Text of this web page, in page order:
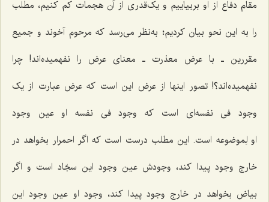
مقام دفاع از او بربیاییم و یک‌قدری از آن هجمات کم کنیم، مطلب
را به این نحو بیان کردیم؛ به‌نظر می‌رسد که مرحوم آخوند و جمیع
مقررین ـ با عرض معذرت ـ معنای عرض را نفهمیده‌اند! چرا
نفهمیده‌اند؟! تصور اینها از عرض این است که عرض عبارت از یک
وجود فی نفسه‌ای است که وجود فی نفسه او عین وجود
اولِموضوعه است. این مطلب درست است که اگر احمرار بخواهد در
خارج وجود پیدا کند، وجودش عین وجود این سجّاد است و اگر
بیاض بخواهد در خارج وجود پیدا کند، وجود او عین وجود این